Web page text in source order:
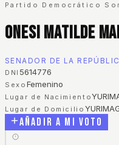
Partido Democrático
Onesi Matilde
SENADOR DE LA
DNI 5614776
Sexo Femenino
Lugar de Nacimiento
Lugar de Domicilio
Añadir a mi voto